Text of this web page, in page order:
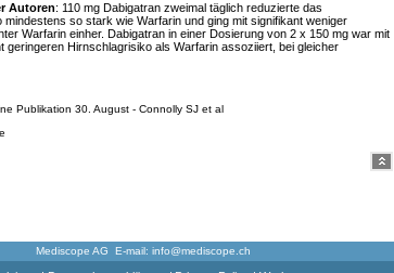
Autoren: 110 mg Dabigatran zweimal täglich reduzierte das
mindestens so stark wie Warfarin und ging mit signifikant weniger
Warfarin einher. Dabigatran in einer Dosierung von 2 x 150 mg war mit
geringeren Hirnschlagrisiko als Warfarin assoziiert, bei gleicher
Publikation 30. August - Connolly SJ et al
Mediscope AG E-mail: info@mediscope.ch